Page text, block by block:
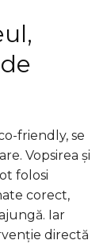
friendly, se
Vopsirea și
folosi
corect,
Iar
directă